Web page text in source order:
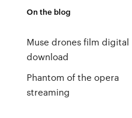
On the blog
Muse drones film digital
download
Phantom of the opera
streaming